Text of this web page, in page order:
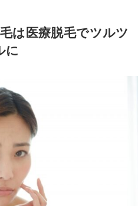
は医療脱毛でツルツ
に